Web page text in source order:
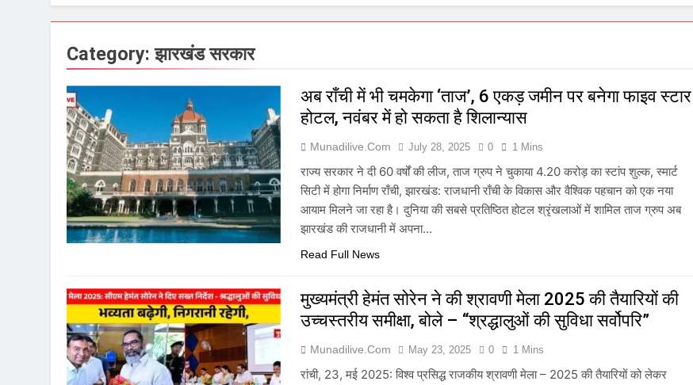
Category:झारखंड सरकार
अब राँची में भी चमकेगा ‘ताज’, 6 एकड़ जमीन पर बनेगा फाइव स्टार
होटल, नवंबर में हो सकता है शिलान्यास
Munadilive.com July 28, 2025 0 1 Mins
राज्य सरकार ने दी 60 वर्षों की लीज, ताज ग्रुप ने चुकाया 4.20 करोड़ का स्टांप शुल्क, स्मार्ट
सिटी में होगा निर्माण राँची, झारखंड: राजधानी राँची के विकास और वैश्विक पहचान को एक नया
आयाम मिलने जा रहा है। दुनिया की सबसे प्रतिष्ठित होटल श्रृंखलाओं में शामिल ताज ग्रुप अब
झारखंड की राजधानी में अपना…
Read Full News
मुख्यमंत्री हेमंत सोरेन ने की श्रावणी मेला 2025 की तैयारियों की
उच्चस्तरीय समीक्षा, बोले – “श्रद्धालुओं की सुविधा सर्वोपरि”
Munadilive.com May 23, 2025 0 1 Mins
रांची, 23, मई 2025: विश्व प्रसिद्ध राजकीय श्रावणी मेला – 2025 की तैयारियों को लेकर